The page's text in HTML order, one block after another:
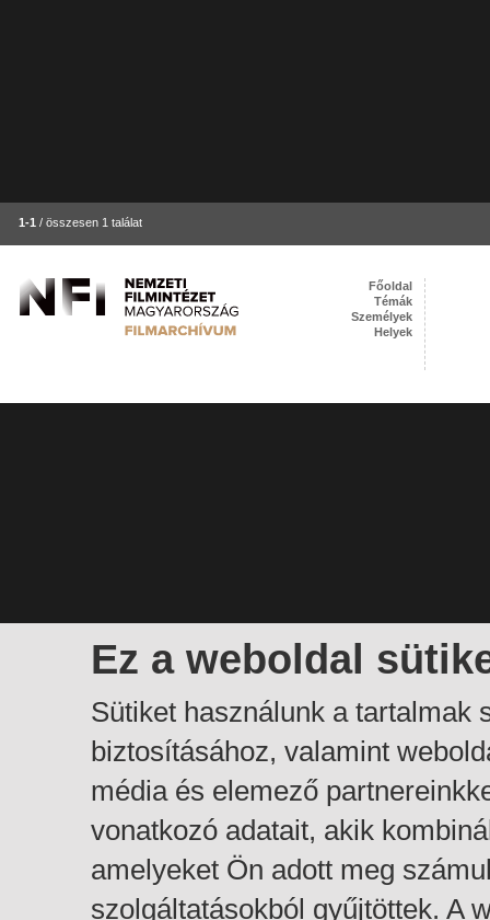
1-1 / összesen 1 találat
Ez a weboldal
Sütiket használunk a tartalmak
biztosításához, valamint
média és elemező
vonatkozó adatait, akik
amelyeket Ön adott meg
szolgáltatásokból gyűjtöttek. A
Főoldal
Témák
Személyek
Helyek